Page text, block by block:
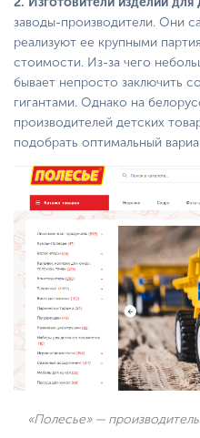
заводы-производители. Они
реализуют ее крупными
стоимости. Из-за чего
бывает непросто заключить
гигантами. Однако на
производителей детских
подобрать оптимальный
«Полесье» —